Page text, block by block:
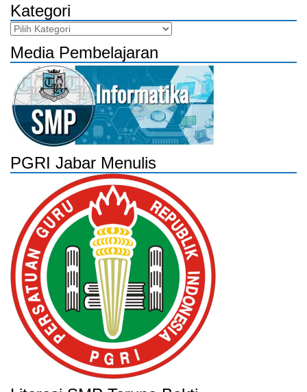
Kategori
Kategori
Media Pembelajaran
PGRI Jabar Menulis